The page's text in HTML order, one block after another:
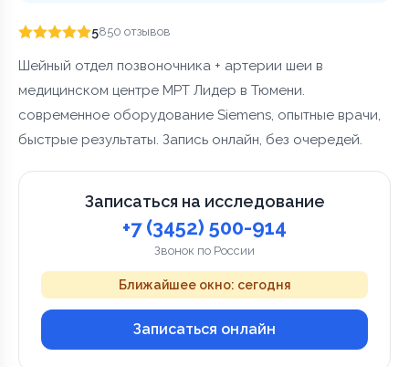
5850 отзывов
Шейный отдел позвоночника + артерии шеи в
медицинском центре МРТ Лидер в Тюмени.
современное оборудование Siemens, опытные врачи,
быстрые результаты. Запись онлайн, без очередей.
Записаться на исследование
+7 (3452) 500-914
Звонок по России
Ближайшее окно: сегодня
Записаться онлайн